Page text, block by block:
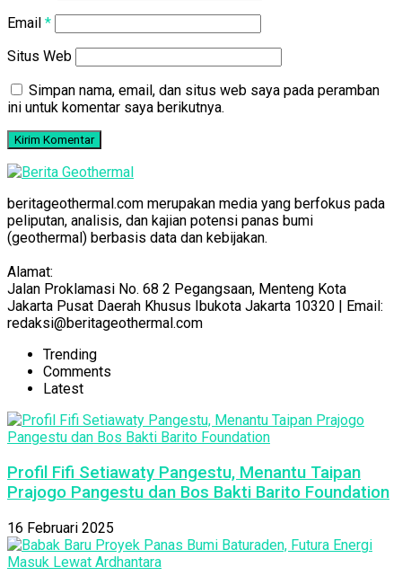
Email *
Situs Web
Simpan nama, email, dan situs web saya pada peramban
ini untuk komentar saya berikutnya.
beritageothermal.com merupakan media yang berfokus pada
peliputan, analisis, dan kajian potensi panas bumi
(geothermal) berbasis data dan kebijakan.
Alamat:
Jalan Proklamasi No. 68 2 Pegangsaan, Menteng Kota
Jakarta Pusat Daerah Khusus Ibukota Jakarta 10320 | Email:
redaksi@beritageothermal.com
Trending
Comments
Latest
Profil Fifi Setiawaty Pangestu, Menantu Taipan
Prajogo Pangestu dan Bos Bakti Barito Foundation
16 Februari 2025